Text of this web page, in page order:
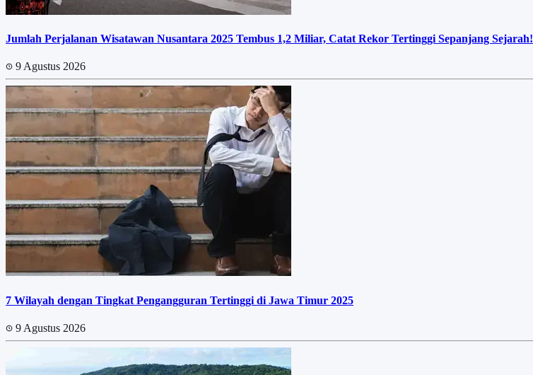
Jumlah Perjalanan Wisatawan Nusantara 2025 Tembus 1,2 Miliar, Catat Rekor Tertinggi Sepanjang Sejarah!
9 Agustus 2026
7 Wilayah dengan Tingkat Pengangguran Tertinggi di Jawa Timur 2025
9 Agustus 2026